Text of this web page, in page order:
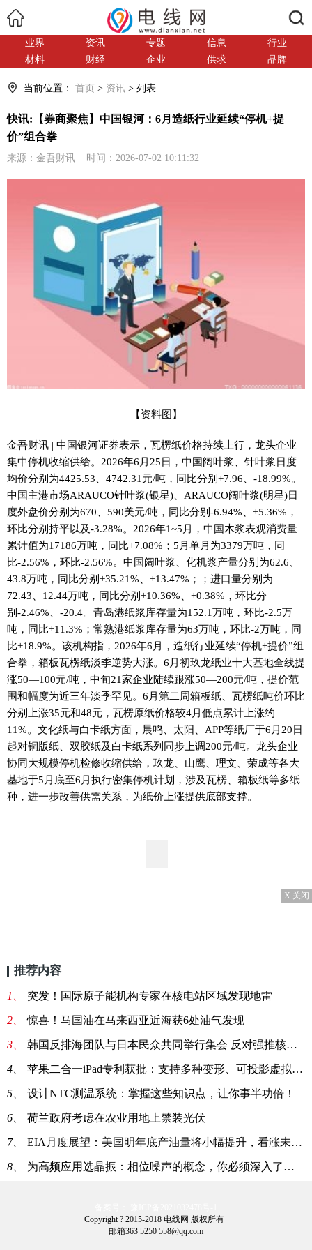
业界 资讯 专题 信息
行业
材料
财经 企业 供求 品牌
当前位置： 首页 > 资讯 > 列表
快讯:【券商聚焦】中国银河：6月造纸行业延续“停机+提
价”组合拳
来源：金吾财讯 时间：2026-07-02 10:11:32
【资料图】
金吾财讯 | 中国银河证券表示，瓦楞纸价格持续上行，龙头企业
集中停机收缩供给。2026年6月25日，中国阔叶浆、针叶浆日度
均价分别为4425.53、4742.31元/吨，同比分别+7.96、-18.99%。
中国主港市场ARAUCO针叶浆(银星)、ARAUCO阔叶浆(明星)日
度外盘价分别为670、590美元/吨，同比分别-6.94%、+5.36%，
环比分别持平以及-3.28%。2026年1~5月，中国木浆表观消费量
累计值为17186万吨，同比+7.08%；5月单月为3379万吨，同
比-2.56%，环比-2.56%。中国阔叶浆、化机浆产量分别为62.6、
43.8万吨，同比分别+35.21%、+13.47%；；进口量分别为
72.43、12.44万吨，同比分别+10.36%、+0.38%，环比分
别-2.46%、-20.4。青岛港纸浆库存量为152.1万吨，环比-2.5万
吨，同比+11.3%；常熟港纸浆库存量为63万吨，环比-2万吨，同
比+18.9%。该机构指，2026年6月，造纸行业延续“停机+提价”组
合拳，箱板瓦楞纸淡季逆势大涨。6月初玖龙纸业十大基地全线提
涨50—100元/吨，中旬21家企业陆续跟涨50—200元/吨，提价范
围和幅度为近三年淡季罕见。6月第二周箱板纸、瓦楞纸吨价环比
分别上涨35元和48元，瓦楞原纸价格较4月低点累计上涨约
11%。文化纸与白卡纸方面，晨鸣、太阳、APP等纸厂于6月20日
起对铜版纸、双胶纸及白卡纸系列同步上调200元/吨。龙头企业
协同大规模停机检修收缩供给，玖龙、山鹰、理文、荣成等各大
基地于5月底至6月执行密集停机计划，涉及瓦楞、箱板纸等多纸
种，进一步改善供需关系，为纸价上涨提供底部支撑。
X 关闭
推荐内容
1、 突发！国际原子能机构专家在核电站区域发现地雷
2、 惊喜！马国油在马来西亚近海获6处油气发现
3、 韩国反排海团队与日本民众共同举行集会 反对强推核污染水排海
4、 苹果二合一iPad专利获批：支持多种变形、可投影虚拟键盘
5、 设计NTC测温系统：掌握这些知识点，让你事半功倍！
6、 荷兰政府考虑在农业用地上禁装光伏
7、 EIA月度展望：美国明年底产油量将小幅提升，看涨未来油价
8、 为高频应用选晶振：相位噪声的概念，你必须深入了解一下！
Copyright ? 2015-2018 电线网 版权所有
邮箱363 5250 558@qq.com